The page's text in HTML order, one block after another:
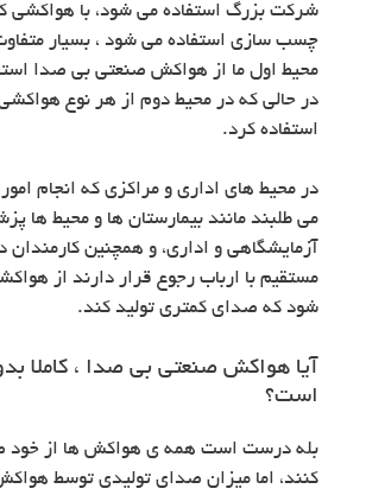
شرکت بزرگ استفاده می شود، با هواکشی
چسب سازی استفاده می شود ، بسیار
محیط اول ما از هواکش صنعتی بی صدا
در حالی که در محیط دوم از هر نوع
استفاده کرد.
در محیط های اداری و مراکزی که انجام امور
می طلبند مانند بیمارستان ها و محیط ها
آزمایشگاهی و اداری، و همچنین کارمندان
مستقیم با ارباب رجوع قرار دارند از
شود که صدای کمتری تولید کند.
آیا هواکش صنعتی بی صدا ، کاملا
است؟
بله درست است همه ی هواکش ها از خود
کنند، اما میزان صدای تولیدی توسط